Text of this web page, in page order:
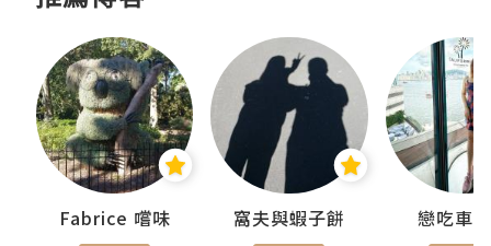
Fabrice 嚐味 窩夫與蝦子餅 戀吃車